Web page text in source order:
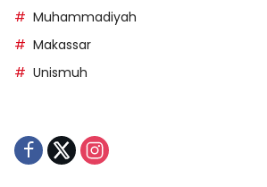
Muhammadiyah
Makassar
Unismuh